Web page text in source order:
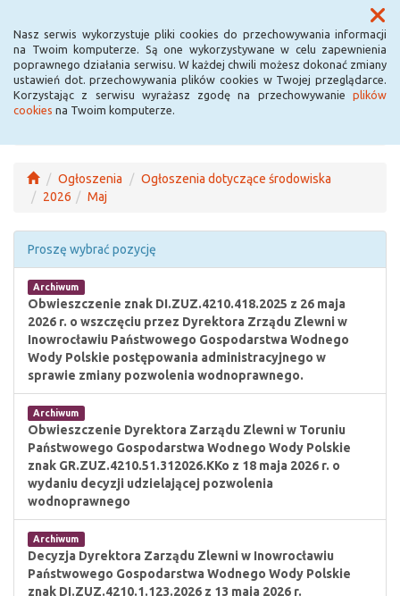
Nasz serwis wykorzystuje pliki cookies do przechowywania informacji
na Twoim komputerze. Są one wykorzystywane w celu zapewnienia
poprawnego działania serwisu. W każdej chwili możesz dokonać zmiany
ustawień dot. przechowywania plików cookies w Twojej przeglądarce.
Korzystając z serwisu wyrażasz zgodę na przechowywanie plików
cookies na Twoim komputerze.
Menu
Ogłoszenia
Ogłoszenia dotyczące środowiska
2026
Maj
Proszę wybrać pozycję
Archiwum
Obwieszczenie znak DI.ZUZ.4210.418.2025 z 26 maja
2026 r. o wszczęciu przez Dyrektora Zrządu Zlewni w
Inowrocławiu Państwowego Gospodarstwa Wodnego
Wody Polskie postępowania administracyjnego w
sprawie zmiany pozwolenia wodnoprawnego.
Archiwum
Obwieszczenie Dyrektora Zarządu Zlewni w Toruniu
Państwowego Gospodarstwa Wodnego Wody Polskie
znak GR.ZUZ.4210.51.312026.KKo z 18 maja 2026 r. o
wydaniu decyzji udzielającej pozwolenia
wodnoprawnego
Archiwum
Decyzja Dyrektora Zarządu Zlewni w Inowrocławiu
Państwowego Gospodarstwa Wodnego Wody Polskie
znak DI.ZUZ.4210.1.123.2026 z 13 maja 2026 r.